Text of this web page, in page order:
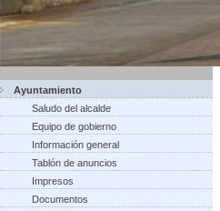
Ayuntamiento
Saludo del alcalde
Equipo de gobierno
Información general
Tablón de anuncios
Impresos
Documentos